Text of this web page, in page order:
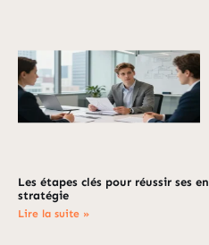
Les étapes clés pour réussir ses
stratégie
Lire la suite »